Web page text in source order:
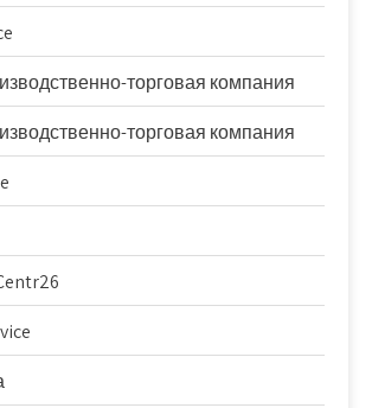
торговая компания
торговая компания